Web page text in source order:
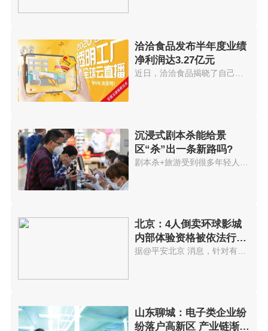
洽洽食品发布半年度业绩
净利润达3.27亿元
近日，洽洽食品揭晓了自己的半年...
沉浸式剧本杀能给景
区“杀”出一条新路吗?
北京：4人倒卖环球影城
内部体验资格被依法行政
拘留
山东聊城：电子类企业纷
纷落户高新区 产业链渐趋